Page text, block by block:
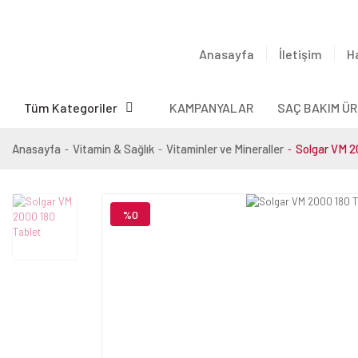
Anasayfa İletişim
Tüm Kategoriler KAMPANYALAR SAÇ BAKIM
Anasayfa Vitamin & Sağlık Vitaminler ve Mineraller Solgar VM
%0